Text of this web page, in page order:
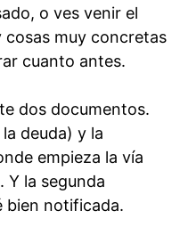
o ves venir el
cosas muy concretas
cuanto antes.
dos documentos.
deuda) y la
empieza la vía
Y la segunda
bien notificada.